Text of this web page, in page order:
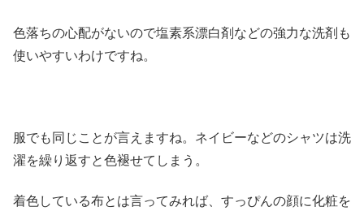
色落ちの心配がないので塩素系漂白剤などの強力な洗剤も
使いやすいわけですね。
服でも同じことが言えますね。ネイビーなどのシャツは洗
濯を繰り返すと色褪せてしまう。
着色している布とは言ってみれば、すっぴんの顔に化粧を